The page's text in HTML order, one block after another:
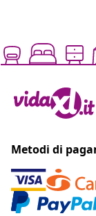
Metodi di